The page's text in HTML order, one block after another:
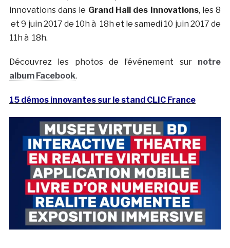
innovations dans le Grand Hall des Innovations, les 8
et 9 juin 2017 de 10h à 18h et le samedi 10 juin 2017 de
11h à 18h.
Découvrez les photos de l’événement sur notre
album Facebook.
15 démos innovantes sur le stand CLIC France